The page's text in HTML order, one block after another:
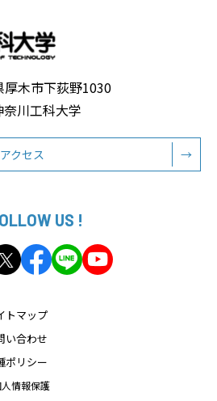
木市下荻野1030
川工科大学
アクセス →
US !
トマップ
い合わせ
ポリシー
人情報保護